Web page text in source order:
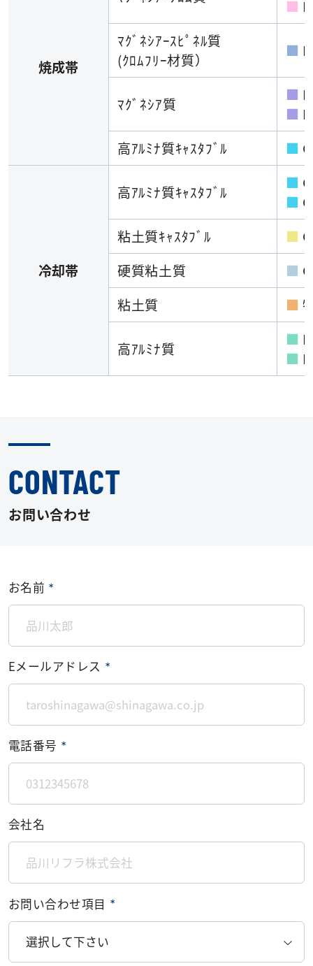
焼成帯
■
ﾏｸﾞﾈｼｱｰｽﾋﾟﾈﾙ質
(ｸﾛﾑﾌﾘｰ材質）
■
ﾏｸﾞﾈｼｱ質 ■
■
高ｱﾙﾐﾅ質ｷｬｽﾀﾌﾞﾙ
■
冷却帯
高ｱﾙﾐﾅ質ｷｬｽﾀﾌﾞﾙ ■
■
粘土質ｷｬｽﾀﾌﾞﾙ
■
硬質粘土質
■
粘土質
■
高ｱﾙﾐﾅ質 ■
■
CONTACT
お問い合わせ
お名前 ＊
Eメールアドレス ＊
電話番号 ＊
会社名
お問い合わせ項目 ＊